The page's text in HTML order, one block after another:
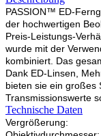
PASSION™ ED-
der hochwertigen
Preis-Leistungs-
wurde mit der
kombiniert. Das
Dank ED-Linsen,
bieten sie ein großes
Transmissionswerte
Technische Daten
Vergrößerung: